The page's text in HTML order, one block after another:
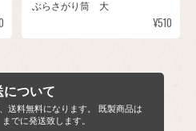
ぶらさがり筒 大
¥510
について
送料無料になります。 既製商品は
までに発送致します。